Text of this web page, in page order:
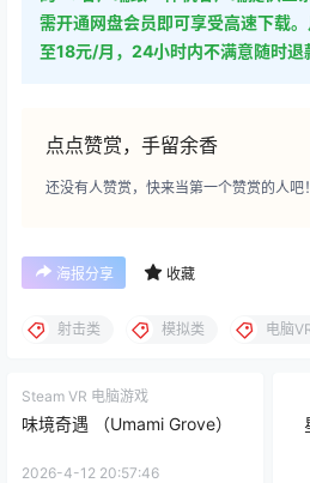
需开通网盘会员即可享受高速下载
至18元/月，24小时内不满意随时退
点点赞赏，手留余香
还没有人赞赏，快来当第一个赞赏的人吧！
海报分享 收藏
射击类 模拟类 电脑
Steam VR 电脑游戏
味境奇遇 （Umami Grove）
2026-4-12 20:57:46